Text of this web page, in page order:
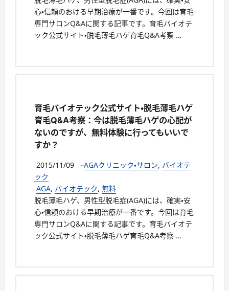
心・信頼のおける早期治療が一番です。今回は育毛
専門サロンQ&Aに関する記事です。育毛バイオテ
ック公式サイト・脱毛薄毛ハゲ育毛Q&A考察 …
育毛バイオテック公式サイト・脱毛薄毛ハゲ
育毛Q&A考察：今は脱毛薄毛ハゲの心配が
ないのですが、無料体験に行ってもいいで
すか？
2015/11/09 –AGAクリニック・サロン, バイオテ
ック
AGA, バイオテック, 無料
脱毛薄毛ハゲ、男性型脱毛症(AGA)には、確実・安
心・信頼のおける早期治療が一番です。今回は育毛
専門サロンQ&Aに関する記事です。育毛バイオテ
ック公式サイト・脱毛薄毛ハゲ育毛Q&A考察 …